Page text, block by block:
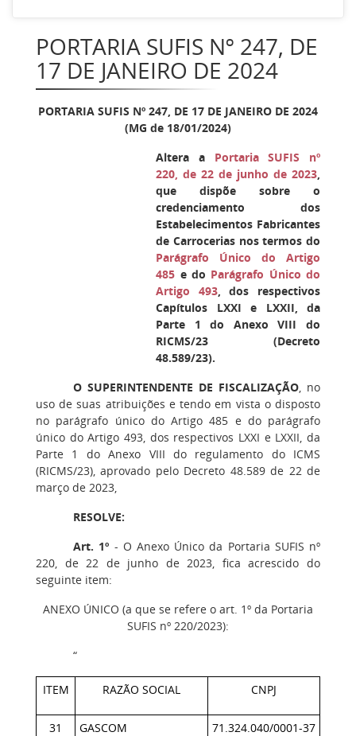
PORTARIA SUFIS Nº 247, DE
17 DE JANEIRO DE 2024
PORTARIA SUFIS Nº 247, DE 17 DE JANEIRO DE 2024
(MG de 18/01/2024)
Altera a Portaria SUFIS nº
220, de 22 de junho de 2023,
que dispõe sobre o
credenciamento dos
Estabelecimentos Fabricantes
de Carrocerias nos termos do
Parágrafo Único do Artigo
485 e do Parágrafo Único do
Artigo 493, dos respectivos
Capítulos LXXI e LXXII, da
Parte 1 do Anexo VIII do
RICMS/23 (Decreto
48.589/23).
O SUPERINTENDENTE DE FISCALIZAÇÃO, no
uso de suas atribuições e tendo em vista o disposto
no parágrafo único do Artigo 485 e do parágrafo
único do Artigo 493, dos respectivos LXXI e LXXII, da
Parte 1 do Anexo VIII do regulamento do ICMS
(RICMS/23), aprovado pelo Decreto 48.589 de 22 de
março de 2023,
RESOLVE:
Art. 1º - O Anexo Único da Portaria SUFIS nº
220, de 22 de junho de 2023, fica acrescido do
seguinte item:
ANEXO ÚNICO (a que se refere o art. 1º da Portaria
SUFIS nº 220/2023):
“
ITEM RAZÃO SOCIAL CNPJ
31
GASCOM
71.324.040/0001-37